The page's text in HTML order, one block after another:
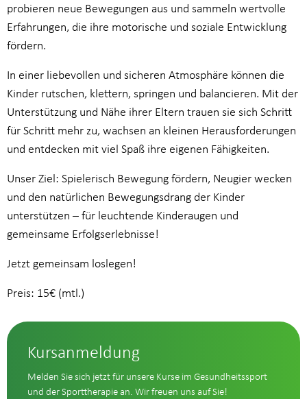
probieren neue Bewegungen aus und sammeln wertvolle
Erfahrungen, die ihre motorische und soziale Entwicklung
fördern.
In einer liebevollen und sicheren Atmosphäre können die
Kinder rutschen, klettern, springen und balancieren. Mit der
Unterstützung und Nähe ihrer Eltern trauen sie sich Schritt
für Schritt mehr zu, wachsen an kleinen Herausforderungen
und entdecken mit viel Spaß ihre eigenen Fähigkeiten.
Unser Ziel: Spielerisch Bewegung fördern, Neugier wecken
und den natürlichen Bewegungsdrang der Kinder
unterstützen – für leuchtende Kinderaugen und
gemeinsame Erfolgserlebnisse!
Jetzt gemeinsam loslegen!
Preis: 15€ (mtl.)
Kursanmeldung
Melden Sie sich jetzt für unsere Kurse im Gesundheitssport
und der Sporttherapie an. Wir freuen uns auf Sie!